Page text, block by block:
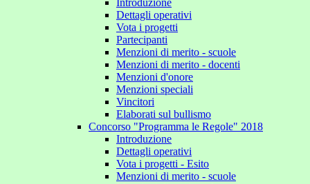
Introduzione
Dettagli operativi
Vota i progetti
Partecipanti
Menzioni di merito - scuole
Menzioni di merito - docenti
Menzioni d'onore
Menzioni speciali
Vincitori
Elaborati sul bullismo
Concorso "Programma le Regole" 2018
Introduzione
Dettagli operativi
Vota i progetti - Esito
Menzioni di merito - scuole